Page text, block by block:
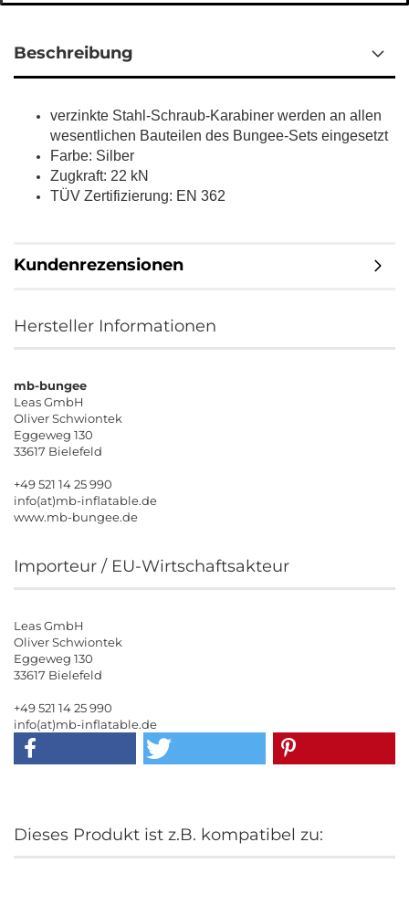
Beschreibung
verzinkte Stahl-Schraub-Karabiner werden an allen
wesentlichen Bauteilen des Bungee-Sets eingesetzt
Farbe: Silber
Zugkraft: 22 kN
TÜV Zertifizierung: EN 362
Kundenrezensionen
Hersteller Informationen
mb-bungee
Leas GmbH
Oliver Schwiontek
Eggeweg 130
33617 Bielefeld
+49 521 14 25 990
info(at)mb-inflatable.de
www.mb-bungee.de
Importeur / EU-Wirtschaftsakteur
Leas GmbH
Oliver Schwiontek
Eggeweg 130
33617 Bielefeld
+49 521 14 25 990
info(at)mb-inflatable.de
Dieses Produkt ist z.B. kompatibel zu: